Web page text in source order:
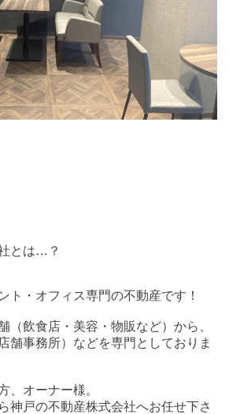
とは…？
ト・オフィス専門の不動産です！
（飲食店・美容・物販など）から、
舗事務所）などを専門としておりま
、オーナー様。
神戸の不動産株式会社へお任せ下さ